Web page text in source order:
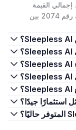
$0.01811257، مع حجم تداول بلغ $3.44M. إجمالي القيمة
السوقية هو $2.34M، مما يجعله يحتل المرتبة رقم 2074 بين